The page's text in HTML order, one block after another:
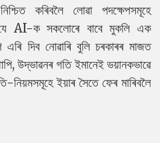
কৰিবলৈ লোৱা পদক্ষেপসমূহে
AI-ক সকলোৰে বাবে মুকলি এক
এৰি দিব নোৱাৰি বুলি চৰকাৰৰ মাজত
উদ্ভাৱনৰ গতি ইমানেই ভয়ানকভাৱে
নিয়মসমূহে ইয়াৰ সৈতে ফেৰ মাৰিবলৈ